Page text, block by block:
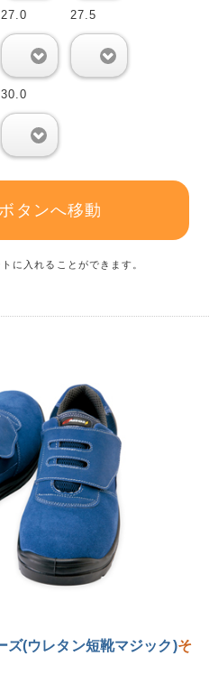
27.0 27.5
30.0
タンへ移動
に入れることができます。
ズ(ウレタン短靴マジック)そ